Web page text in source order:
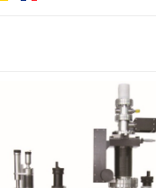
i cookie per gestire
funzioni. Utilizzando il
posizionare questi